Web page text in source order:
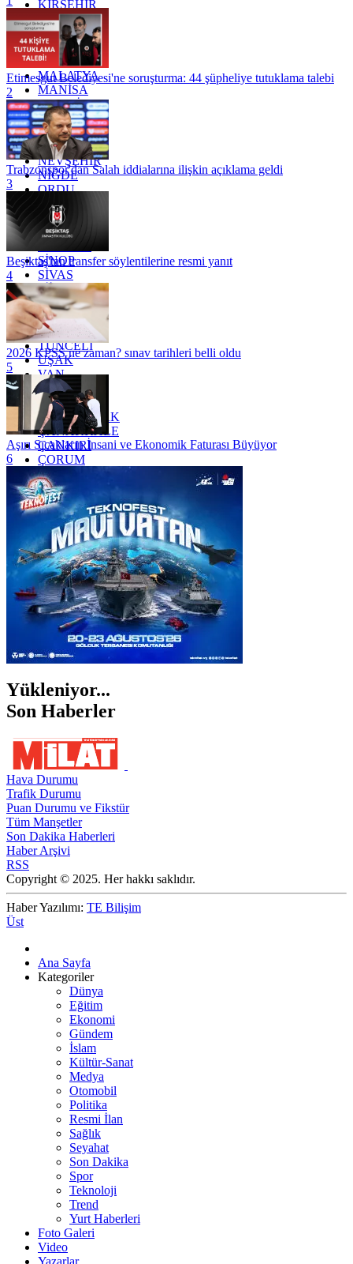
KIRŞEHİR
KOCAELİ
KONYA
KÜTAHYA
KİLİS
MALATYA
MANİSA
MARDİN
MERSİN
MUĞLA
MUŞ
NEVŞEHİR
NİĞDE
ORDU
OSMANİYE
RİZE
SAKARYA
SİNOP
SİVAS
SİİRT
TEKİRDAĞ
TOKAT
TRABZON
TUNCELİ
UŞAK
VAN
YALOVA
YOZGAT
ZONGULDAK
ÇANAKKALE
ÇANKIRI
ÇORUM
İSTANBUL
İZMİR
ŞANLIURFA
ŞIRNAK
Etimesgut Belediyesi'ne soruşturma: 44 şüpheliye tutuklama talebi
2
Trabzonspor'dan Salah iddialarına ilişkin açıklama geldi
3
Beşiktaş'tan transfer söylentilerine resmi yanıt
4
2026 KPSS ne zaman? sınav tarihleri belli oldu
5
Aşırı Sıcakların İnsani ve Ekonomik Faturası Büyüyor
6
Yükleniyor...
Son Haberler
Hava Durumu
Trafik Durumu
Puan Durumu ve Fikstür
Tüm Manşetler
Son Dakika Haberleri
Haber Arşivi
RSS
Copyright © 2025. Her hakkı saklıdır.
Haber Yazılımı: TE Bilişim
Üst
Ana Sayfa
Kategoriler
Dünya
Eğitim
Ekonomi
Gündem
İslam
Kültür-Sanat
Medya
Otomobil
Politika
Resmi İlan
Sağlık
Seyahat
Son Dakika
Spor
Teknoloji
Trend
Yurt Haberleri
Foto Galeri
Video
Yazarlar